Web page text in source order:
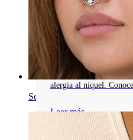
Septum
CONOCE LAS
ACRÍLICO: PROS,
PRECAUCIONES DE
Explora las joyas para
coloridas, ideales para
alergia al níquel.
Leer más